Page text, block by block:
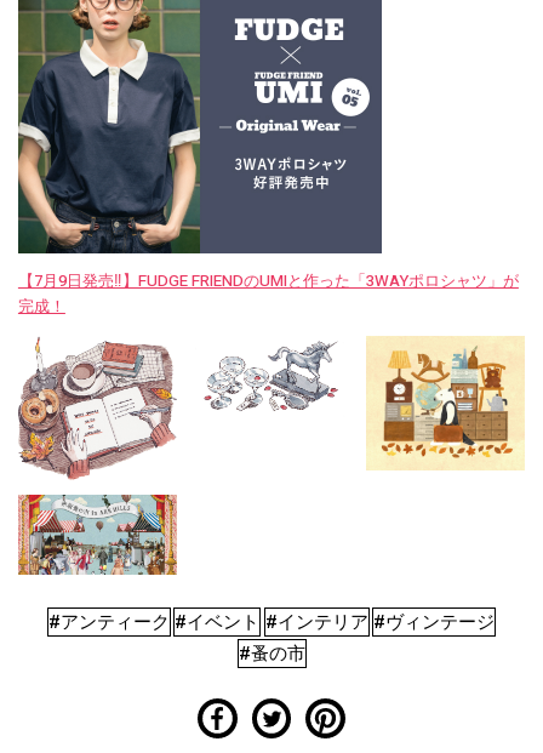
【7月9日発売‼︎】FUDGE FRIENDのUMIと作った「3WAYポロシャツ」が
完成！
#アンティーク #イベント #インテリア #ヴィンテージ
#蚤の市